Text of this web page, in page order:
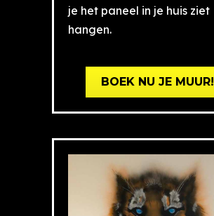
je het paneel in je huis ziet
hangen.
BOEK NU JE MUUR!